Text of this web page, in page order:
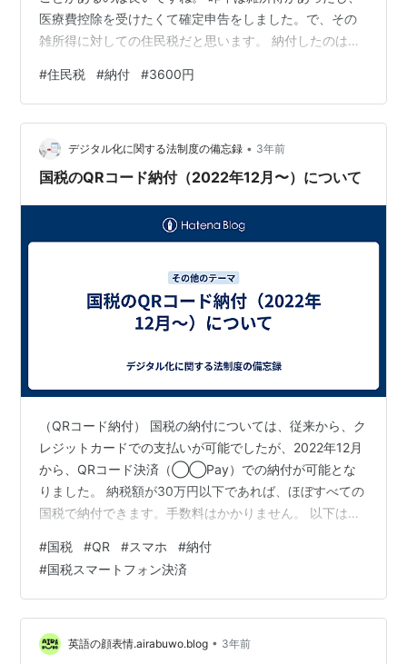
医療費控除を受けたくて確定申告をしました。で、その
雑所得に対しての住民税だと思います。 納付したのは
納付までしてくれます。なので、自分で納付するって機
会はなかなかないですもんね。 税金とられるのは嫌だな
とは思うものの、「俺、社会に貢献してるぜ！」と嬉し
く感じました。
#住民税 #納付 #3600円
デジタル化に関する法制度の備忘録 • 3年前
国税のQRコード納付（2022年12月〜）について
（QRコード納付） 国税の納付については、従来から、ク
レジットカードでの支払いが可能でしたが、2022年12月
から、QRコード決済（◯◯Pay）での納付が可能とな
りました。 納税額が30万円以下であれば、ほぼすべての
国税で納付できます。手数料はかかりません。 以下は、
の制度を使った、以下のような仕組みとなっています。
（Pay払いは、６種類から選べます。） スマホアプリ納
付とは、国税庁長官が指定した納付受託者（GMOペイメ
ントゲートウェイ株式会社）が運営するスマートフォン
決済専用のWebサイト（国税スマートフォン決済専用サ
#国税 #QR #スマホ #納付
#国税スマートフォン決済
英語の顔表情.airabuwo.blog • 3年前